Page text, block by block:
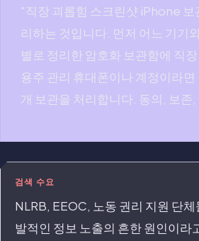
"직장 괴롭힘 스크린샷 iPhone
리하는 것입니다. 먼저 어느 기기
별로 정리한 암호화 보관함에 직
용주 관리 휴대폰이나 계정이라
개 보관을 처리합니다. 동의, 보존
검색 수요
NLRB, EEOC, 노동 권리 지원 단
발적인 정보 노출의 흔한 원인이라